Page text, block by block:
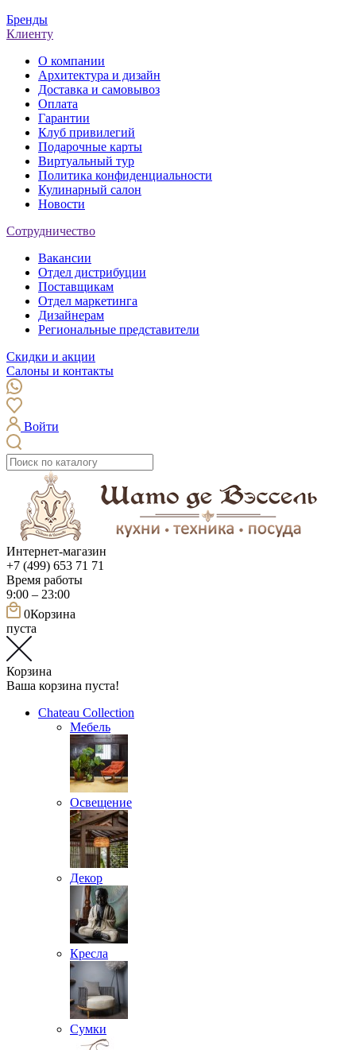
Бренды
Клиенту
О компании
Архитектура и дизайн
Доставка и самовывоз
Оплата
Гарантии
Клуб привилегий
Подарочные карты
Виртуальный тур
Политика конфиденциальности
Кулинарный салон
Новости
Сотрудничество
Вакансии
Отдел дистрибуции
Поставщикам
Отдел маркетинга
Дизайнерам
Региональные представители
Скидки и акции
Салоны и контакты
Войти
Интернет-магазин
+7 (499) 653 71 71
Время работы
9:00 – 23:00
0Корзина
пуста
Корзина
Ваша корзина пуста!
Chateau Collection
Мебель
Освещение
Декор
Кресла
Сумки